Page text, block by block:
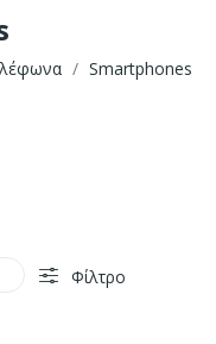
Smartphones
Φίλτρο